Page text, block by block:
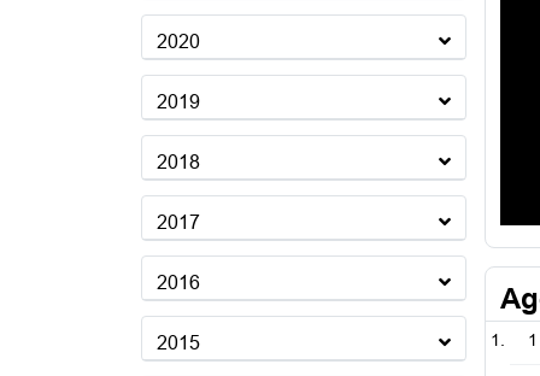
2020
2019
2018
2017
2016
2015 1